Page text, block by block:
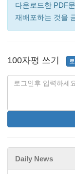
다운로드한 PDF
재배포하는 것을
100자평 쓰기
Daily News